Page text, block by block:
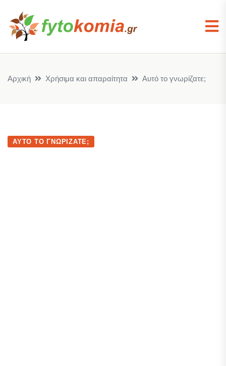
Αρχική Χρήσιμα και απαραίτητα Αυτό το γνωρίζατε;
ΑΥΤΌ ΤΟ ΓΝΩΡΊΖΑΤΕ;